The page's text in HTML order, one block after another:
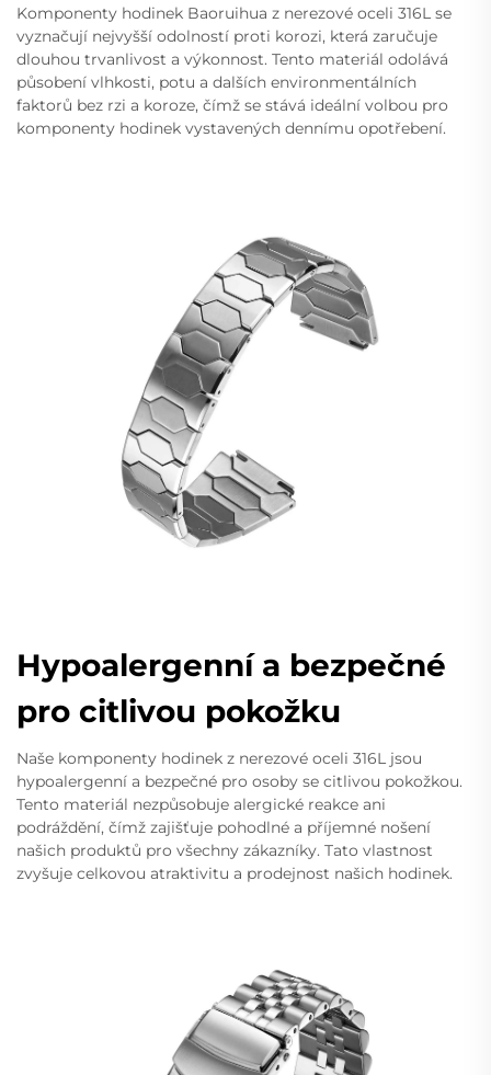
Komponenty hodinek Baoruihua z nerezové oceli 316L se
vyznačují nejvyšší odolností proti korozi, která zaručuje
dlouhou trvanlivost a výkonnost. Tento materiál odolává
působení vlhkosti, potu a dalších environmentálních
faktorů bez rzi a koroze, čímž se stává ideální volbou pro
komponenty hodinek vystavených dennímu opotřebení.
Hypoalergenní a bezpečné
pro citlivou pokožku
Naše komponenty hodinek z nerezové oceli 316L jsou
hypoalergenní a bezpečné pro osoby se citlivou pokožkou.
Tento materiál nezpůsobuje alergické reakce ani
podráždění, čímž zajišťuje pohodlné a příjemné nošení
našich produktů pro všechny zákazníky. Tato vlastnost
zvyšuje celkovou atraktivitu a prodejnost našich hodinek.